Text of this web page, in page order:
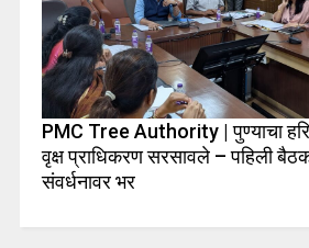
PMC Tree Authority | पुण्याचा
वृक्ष प्राधिकरण सरसावले – पहिली
संवर्धनावर भर